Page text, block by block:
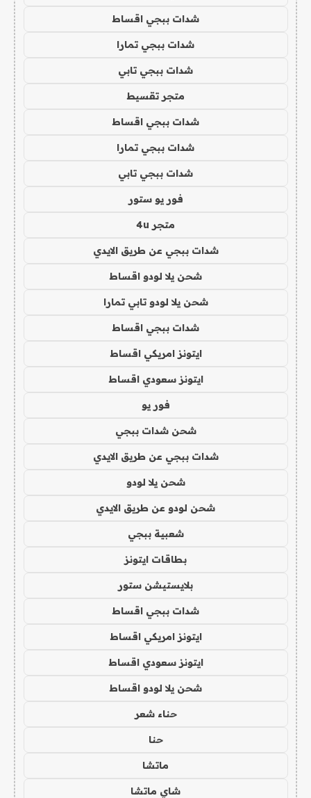
شدات ببجي اقساط
شدات ببجي تمارا
شدات ببجي تابي
متجر تقسيط
شدات ببجي اقساط
شدات ببجي تمارا
شدات ببجي تابي
فور يو ستور
متجر 4u
شدات ببجي عن طريق الايدي
شحن يلا لودو اقساط
شحن يلا لودو تابي تمارا
شدات ببجي اقساط
ايتونز امريكي اقساط
ايتونز سعودي اقساط
فور يو
شحن شدات ببجي
شدات ببجي عن طريق الايدي
شحن يلا لودو
شحن لودو عن طريق الايدي
شعبية ببجي
بطاقات ايتونز
بلايستيشن ستور
شدات ببجي اقساط
ايتونز امريكي اقساط
ايتونز سعودي اقساط
شحن يلا لودو اقساط
حناء شعر
حنا
ماتشا
شاي ماتشا